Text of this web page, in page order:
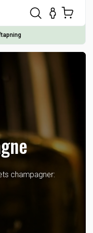
champagner: